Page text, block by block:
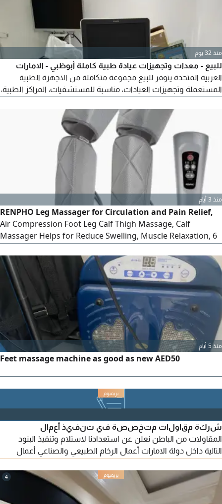
منذ 32 يوم
للبيع - معدات وتجهيزات عيادة طبية كاملة أبوظبي - الامارات
العربية المتحدة يتوفر للبيع مجموعة متكاملة من الاجهزة الطبية
المستعملة وتجهيزات العيادات، مناسبة للمستشفيات، المراكز الطبية،
كاملة. المعاينة متاحة للجادين فقط. تتوفر صور اضافية وقائمة
تفصيلية بجميع الاجهزة عند الطلب
منذ 3 أيام
RENPHO Leg Massager for Circulation and Pain Relief,
Air Compression Foot Leg Calf Thigh Massage, Calf
Massager Helps for Reduce Swelling, Muscle Relaxation, 6
منذ 5 أيام
Feet massage machine as good as new AED50
شركة مقاولات متخصصة في تنفيذ أعمال
المقاولات من الباطن نعلن عن استعدادنا لاستلام وتنفيذ البنود
التالية داخل دولة الامارات أعمال الرخام الطبيعي والصناعي أعمال
والزجاج نقدم تنفيذ وفق أعلى معايير الجودة. الالتزام بالمواصفات
الفنية والجدول الزمني. فريق عمل متخصص وخبرة في المشاريع
السكنية والتجارية والفلل. أسعار تنافسية وانجاز احترافي
4